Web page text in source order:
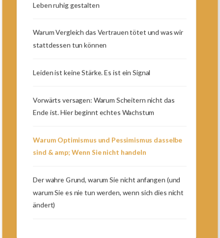
Leben ruhig gestalten
Warum Vergleich das Vertrauen tötet und was wir
stattdessen tun können
Leiden ist keine Stärke. Es ist ein Signal
Vorwärts versagen: Warum Scheitern nicht das
Ende ist. Hier beginnt echtes Wachstum
Warum Optimismus und Pessimismus dasselbe
sind & amp; Wenn Sie nicht handeln
Der wahre Grund, warum Sie nicht anfangen (und
warum Sie es nie tun werden, wenn sich dies nicht
ändert)